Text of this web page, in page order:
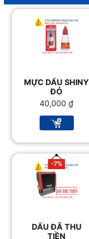
MỰC DẤU SHINY
ĐỎ
40,000₫
-7%
DẤU ĐÃ THU
TIỀN